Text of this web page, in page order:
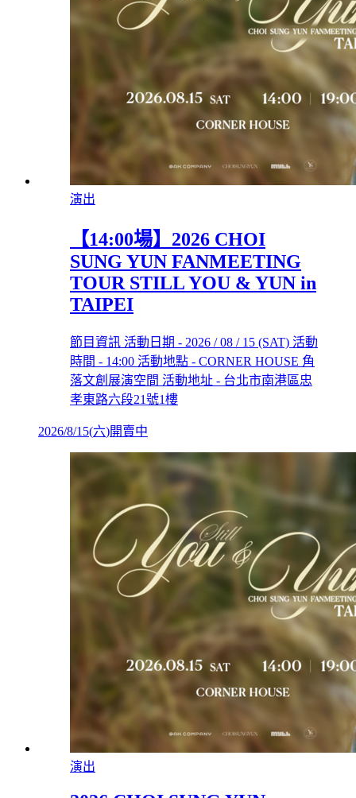
演出
【14:00場】2026 CHOI
SUNG YUN FANMEETING
TOUR STILL YOU & YUN in
TAIPEI
節目資訊 活動日期 - 2026 / 08 / 15 (SAT) 活動
時間 - 14:00 活動地點 - CORNER HOUSE 角
落文創展演空間 活動地址 - 台北市南港區忠
孝東路六段21號1樓
2026/8/15(六)開賣中
演出